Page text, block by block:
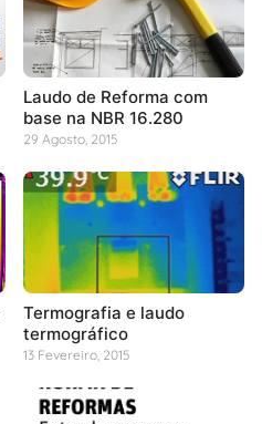
Laudo de Reforma com
base na NBR 16.280
29 Agosto, 2015
Termografia e laudo
termográfico
13 Fevereiro, 2015